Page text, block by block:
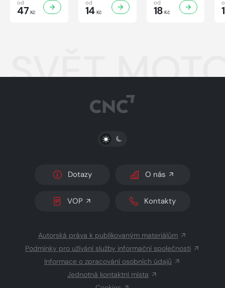
od
47 Kč
od
14Kč
od
18 Kč
SVĚT
PŘEPNOUT SVĚTLÝ/TMAVÝ REŽIM
Dotazy O nás
VOP Kontakty
Autorská práva k publikovaným materiálům
Podmínky pro užívání služby informační společnosti
Informace o zpracování osobních údajů
Jednotná kontaktní místa